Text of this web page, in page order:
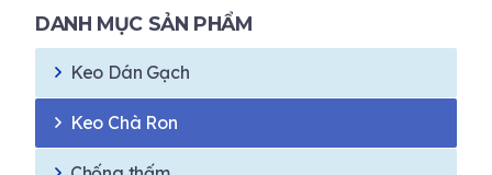
DANH MỤC SẢN PHẨM
Keo Dán Gạch
Keo Chà Ron